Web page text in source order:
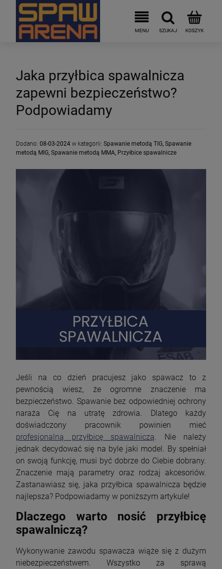
Jaka przyłbica spawalnicza
zapewni bezpieczeństwo?
Podpowiadamy
Dodano: 08-03-2024 w kategorii: Spawanie metodą TIG, Spawanie
metodą MIG, Spawanie metodą MMA, Przyłbice spawalnicze
Jeśli na co dzień pracujesz jako spawacz to z
pewnością wiesz, że ogromne znaczenie ma
bezpieczeństwo. Spawanie bez odpowiedniej ochrony
naraża Cię na utratę zdrowia. Dlatego każdy
doświadczony pracownik powinien mieć
profesjonalną przyłbicę spawalniczą . Nie należy
jednak decydować się na byle jaki model. By spełniał
on swoją funkcję, musi być dobrze do Ciebie dobrany.
Znaczenie mają parametry oraz rodzaj akcesoriów.
Zastanawiasz się, jaka przyłbica spawalnicza będzie
najlepsza? Podpowiadamy w poniższym artykule!
Dlaczego warto nosić przyłbicę
spawalniczą?
Wykonywanie zawodu spawacza wiąże się z dużym
niebezpieczeństwem. Wszystko za sprawą